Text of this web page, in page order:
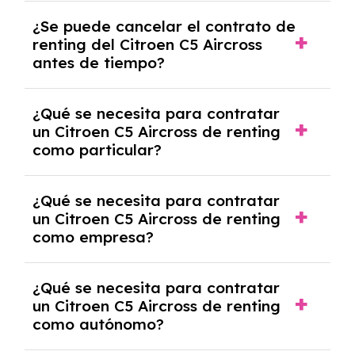
tendrás que pagar ningún tipo de entrada
salvo en casos que lo exija el proveedor
debido al resultado del estudio de viabilidad
económica.
¿Se puede cancelar el contrato de
renting del Citroen C5 Aircross
antes de tiempo?
pero puede haber penalizaciones por
cancelación anticipada. Es importante revisar
las condiciones del contrato y hablar con un
experto que te asesore.
¿Qué se necesita para contratar
un Citroen C5 Aircross de renting
como particular?
y, en algunos casos, una consulta de solvencia
crediticia y un pago inicial.
¿Qué se necesita para contratar
un Citroen C5 Aircross de renting
como empresa?
documentación financiera y, en algunos
casos, un informe de solvencia de la empresa
y un pago inicial.
¿Qué se necesita para contratar
un Citroen C5 Aircross de renting
como autónomo?